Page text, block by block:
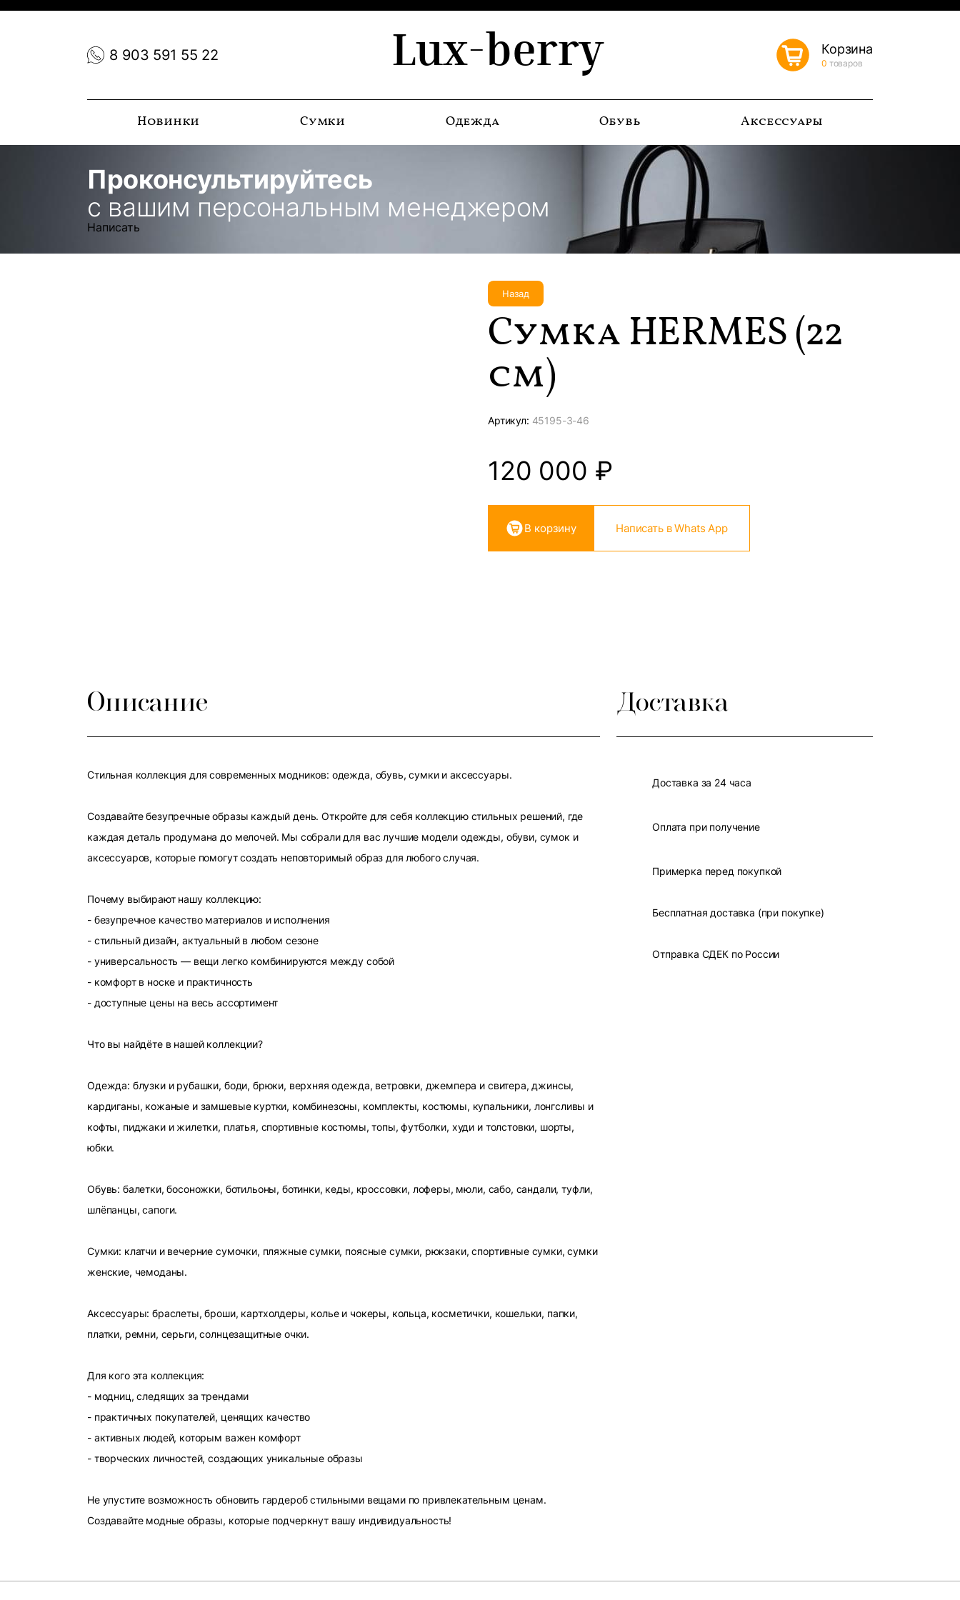
8 903 591 55 22 Lux-berry Корзина
0 товаров
Новинки Сумки Одежда Обувь Аксессуары
Проконсультируйтесь
с вашим персональным менеджером
Написать
Назад
Сумка HERMES (22
см)
Артикул: 45195-3-46
120 000 ₽
В корзину Написать в Whats App
Описание
Стильная коллекция для современных модников: одежда, обувь, сумки и аксессуары.
Создавайте безупречные образы каждый день. Откройте для себя коллекцию стильных решений, где
каждая деталь продумана до мелочей. Мы собрали для вас лучшие модели одежды, обуви, сумок и
аксессуаров, которые помогут создать неповторимый образ для любого случая.
Почему выбирают нашу коллекцию:
- безупречное качество материалов и исполнения
- стильный дизайн, актуальный в любом сезоне
- универсальность — вещи легко комбинируются между собой
- комфорт в носке и практичность
- доступные цены на весь ассортимент
Что вы найдёте в нашей коллекции?
Одежда: блузки и рубашки, боди, брюки, верхняя одежда, ветровки, джемпера и свитера, джинсы,
кардиганы, кожаные и замшевые куртки, комбинезоны, комплекты, костюмы, купальники, лонгсливы и
кофты, пиджаки и жилетки, платья, спортивные костюмы, топы, футболки, худи и толстовки, шорты,
юбки.
Обувь: балетки, босоножки, ботильоны, ботинки, кеды, кроссовки, лоферы, мюли, сабо, сандали, туфли,
шлёпанцы, сапоги.
Сумки: клатчи и вечерние сумочки, пляжные сумки, поясные сумки, рюкзаки, спортивные сумки, сумки
женские, чемоданы.
Аксессуары: браслеты, броши, картхолдеры, колье и чокеры, кольца, косметички, кошельки, папки,
платки, ремни, серьги, солнцезащитные очки.
Для кого эта коллекция:
- модниц, следящих за трендами
- практичных покупателей, ценящих качество
- активных людей, которым важен комфорт
- творческих личностей, создающих уникальные образы
Не упустите возможность обновить гардероб стильными вещами по привлекательным ценам.
Создавайте модные образы, которые подчеркнут вашу индивидуальность!
Доставка
Доставка за 24 часа
Оплата при получение
Примерка перед покупкой
Бесплатная доставка (при покупке)
Отправка СДЕК по России